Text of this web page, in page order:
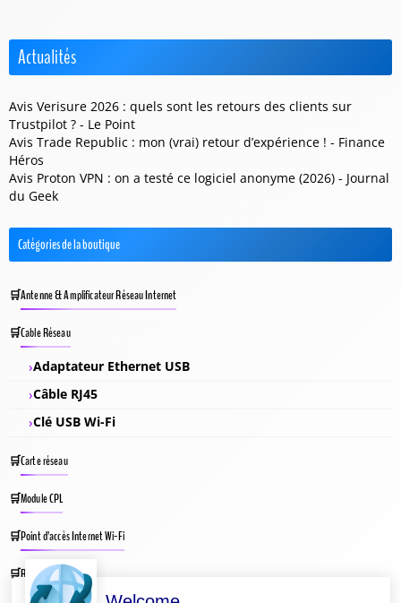
Actualités
Avis Verisure 2026 : quels sont les retours des clients sur
Trustpilot ? - Le Point
Avis Trade Republic : mon (vrai) retour d’expérience ! - Finance
Héros
Avis Proton VPN : on a testé ce logiciel anonyme (2026) - Journal
du Geek
Catégories de la boutique
Antenne & Amplificateur Réseau Internet
Cable Réseau
Adaptateur Ethernet USB
Câble RJ45
Clé USB Wi-Fi
Carte réseau
Module CPL
Point d’accès Internet Wi-Fi
Répéteur Wifi